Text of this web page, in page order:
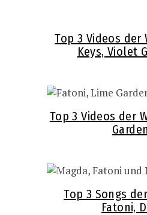
Top 3 Videos der
Keys, Violet
Top 3 Videos der
Top 3 Songs
Fatoni,